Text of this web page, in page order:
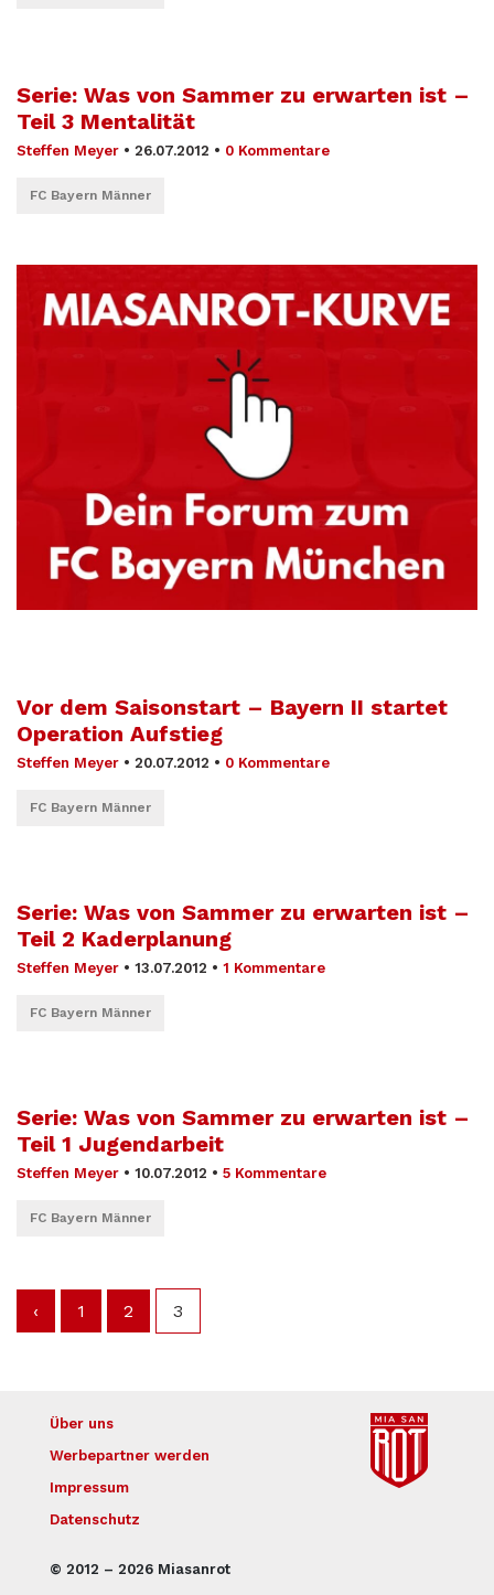
Serie: Was von Sammer zu erwarten ist –
Teil 3 Mentalität
Steffen Meyer • 26.07.2012 • 0 Kommentare
FC Bayern Männer
Vor dem Saisonstart – Bayern II startet
Operation Aufstieg
Steffen Meyer • 20.07.2012 • 0 Kommentare
FC Bayern Männer
Serie: Was von Sammer zu erwarten ist –
Teil 2 Kaderplanung
Steffen Meyer • 13.07.2012 • 1 Kommentare
FC Bayern Männer
Serie: Was von Sammer zu erwarten ist –
Teil 1 Jugendarbeit
Steffen Meyer • 10.07.2012 • 5 Kommentare
FC Bayern Männer
‹ 1 2 3
© 2012 – 2026 Miasanrot
Über uns
Werbepartner werden
Impressum
Datenschutz